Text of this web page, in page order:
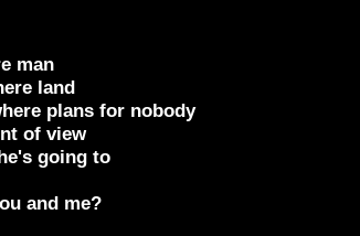
man
land
plans for nobody
of view
going to
and me?